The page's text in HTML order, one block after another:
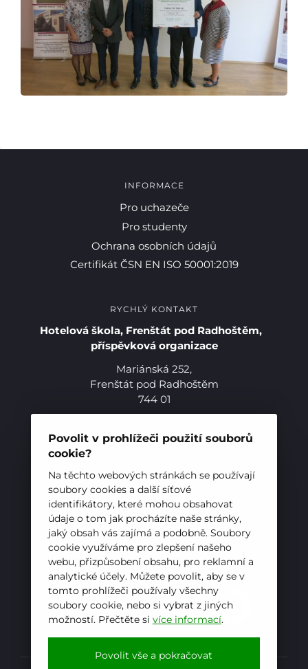
Povolit v prohlížeči použití souborů
cookie?
Na těchto webových stránkách se používají
soubory cookies a další síťové
identifikátory, které mohou obsahovat
údaje o tom jak procházíte naše stránky,
jaký obsah vás zajímá a podobně. Soubory
cookie využíváme pro zlepšení našeho
webu, přizpůsobení obsahu, pro reklamní a
analytické účely. Můžete povolit, aby se v
tomto prohlížeči používaly všechny
soubory cookie, nebo si vybrat z jiných
možností. Přečtěte si více informací.
Povolit vše a pokračovat
Pro studenty
Pro uchazeče
E-mail WhatsAppFacebook
INFORMACE
Pro uchazeče
Pro studenty
Ochrana osobních údajů
Certifikát ČSN EN ISO 50001:2019
RYCHLÝ KONTAKT
Hotelová škola, Frenštát pod Radhoštěm,
příspěvková organizace
Mariánská 252,
Frenštát pod Radhoštěm
744 01
E-mail:sekretariat@hotelovkafren.cz
Datová schránka: bc5jrez
IČ: 00576441
ZŘIZOVATEL
Hotelová škola, Frenštát pod Radhoštěm je
příspěvkovou organizací zřizovanou
Moravskoslezským krajem